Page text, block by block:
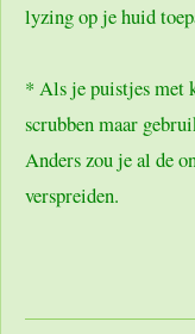
lyzing op je huid
* Als je puistjes met
scrubben maar
Anders zou je al de
verspreiden.